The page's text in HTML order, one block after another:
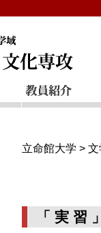
立命館大学 > 文
「 実 習